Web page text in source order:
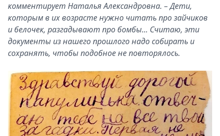
комментирует Наталья Александровна. – Дети,
которым в их возрасте нужно читать про зайчиков
и белочек, разгадывают про бомбы... Считаю, эти
документы из нашего прошлого надо собирать и
сохранять, чтобы подобное не повторялось.